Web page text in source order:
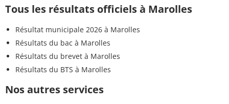
Tous les résultats officiels à Marolles
Résultat municipale 2026 à Marolles
Résultats du bac à Marolles
Résultats du brevet à Marolles
Résultats du BTS à Marolles
Nos autres services